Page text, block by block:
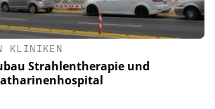
KLINIKEN
Strahlentherapie und